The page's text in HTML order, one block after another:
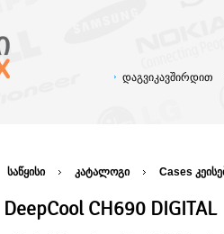
დაგვიკავშირდით
საწყისი კატალოგი Cases
DeepCool CH690 DIGITAL